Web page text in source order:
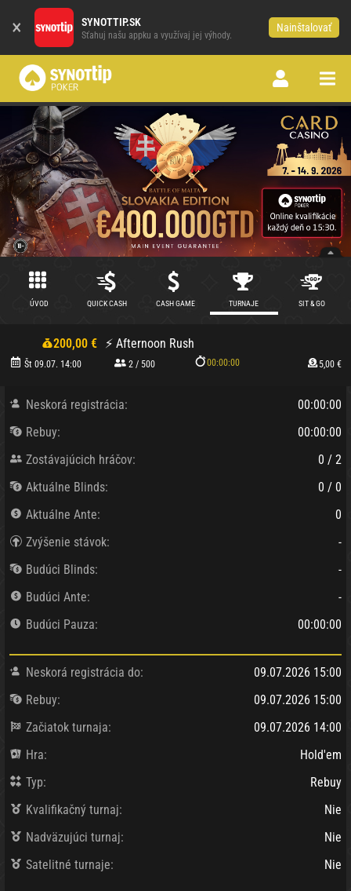
× SYNOTTIP.SK
Sťahuj našu appku a využívaj jej výhody.
Nainštalovať
ÚVOD QUICK CASH CASH GAME TURNAJE SIT & GO
200,00 € ⚡ Afternoon Rush
Št 09.07. 14:00 2 / 500 00:00:00 5,00 €
Neskorá registrácia:
00:00:00
Rebuy:
00:00:00
Zostávajúcich hráčov:
0 / 2
Aktuálne Blinds:
0 / 0
Aktuálne Ante:
0
Zvýšenie stávok:
-
Budúci Blinds:
-
Budúci Ante:
-
Budúci Pauza:
00:00:00
Neskorá registrácia do:
09.07.2026 15:00
Rebuy:
09.07.2026 15:00
Začiatok turnaja:
09.07.2026 14:00
Hra:
Hold'em
Typ:
Rebuy
Kvalifikačný turnaj:
Nie
Nadväzujúci turnaj:
Nie
Satelitné turnaje:
Nie